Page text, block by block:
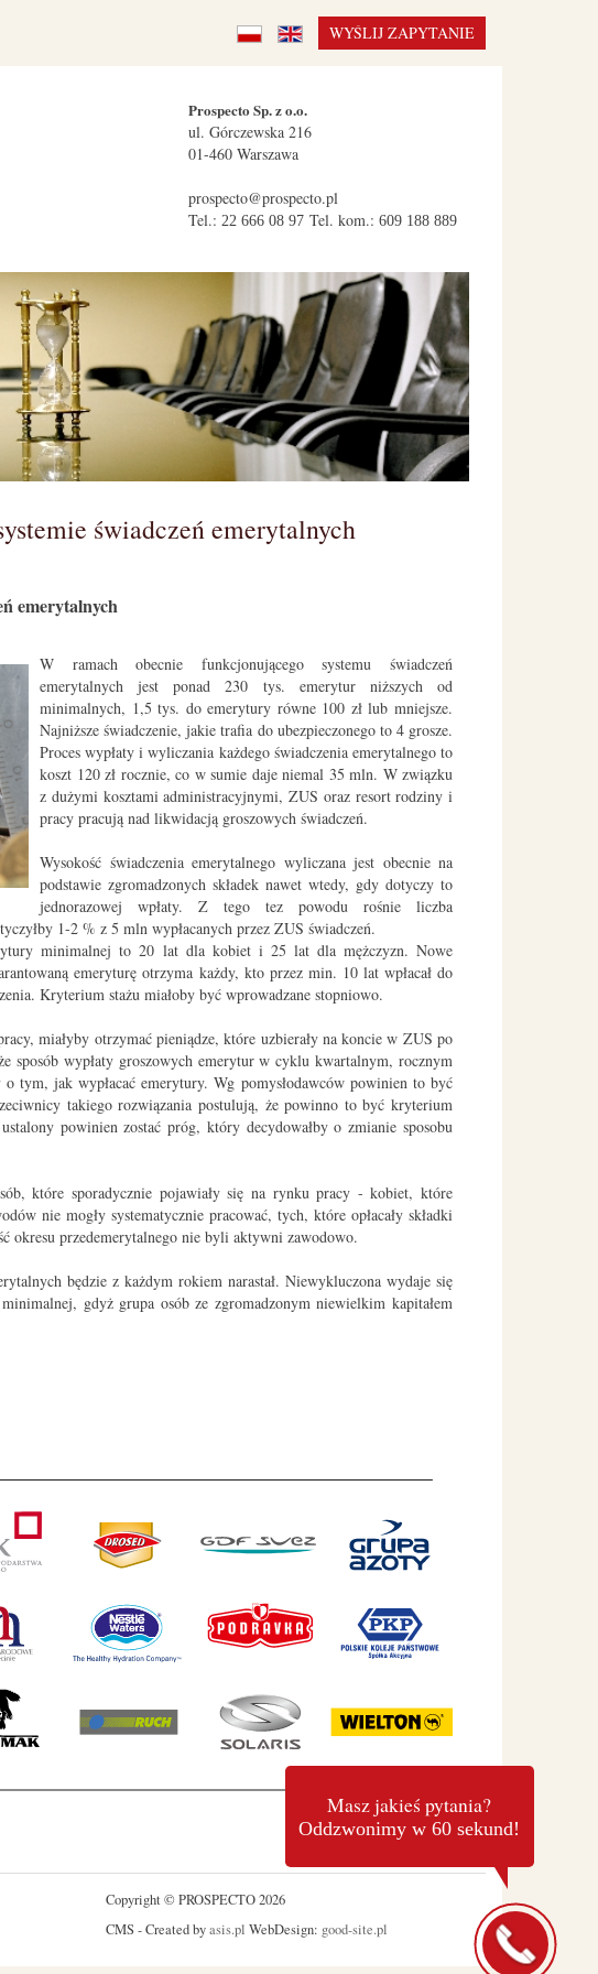
WYŚLIJ ZAPYTANIE
Prospecto Sp. z o.o.
ul. Górczewska 216
01-460 Warszawa
prospecto@prospecto.pl
Tel.: 22 666 08 97 Tel. kom.: 609 188 889
świadczeń emerytalnych
emerytalnych
W ramach obecnie funkcjonującego systemu świadczeń
emerytalnych jest ponad 230 tys. emerytur niższych od
minimalnych, 1,5 tys. do emerytury równe 100 zł lub mniejsze.
Najniższe świadczenie, jakie trafia do ubezpieczonego to 4 grosze.
Proces wypłaty i wyliczania każdego świadczenia emerytalnego to
koszt 120 zł rocznie, co w sumie daje niemal 35 mln. W związku
z dużymi kosztami administracyjnymi, ZUS oraz resort rodziny i
pracy pracują nad likwidacją groszowych świadczeń.
Wysokość świadczenia emerytalnego wyliczana jest obecnie na
podstawie zgromadzonych składek nawet wtedy, gdy dotyczy to
jednorazowej wpłaty. Z tego tez powodu rośnie liczba
1-2 % z 5 mln wypłacanych przez ZUS świadczeń.
minimalnej to 20 lat dla kobiet i 25 lat dla mężczyzn. Nowe
emeryturę otrzyma każdy, kto przez min. 10 lat wpłacał do
Kryterium stażu miałoby być wprowadzane stopniowo.
miałyby otrzymać pieniądze, które uzbierały na koncie w ZUS po
sposób wypłaty groszowych emerytur w cyklu kwartalnym, rocznym
tym, jak wypłacać emerytury. Wg pomysłodawców powinien to być
takiego rozwiązania postulują, że powinno to być kryterium
powinien zostać próg, który decydowałby o zmianie sposobu
które sporadycznie pojawiały się na rynku pracy - kobiet, które
nie mogły systematycznie pracować, tych, które opłacały składki
okresu przedemerytalnego nie byli aktywni zawodowo.
będzie z każdym rokiem narastał. Niewykluczona wydaje się
gdyż grupa osób ze zgromadzonym niewielkim kapitałem
Copyright © PROSPECTO 2026
CMS - Created byasis.pl WebDesign: good-site.pl
Masz jakieś pytania?
Oddzwonimy w 60 sekund!